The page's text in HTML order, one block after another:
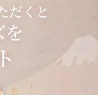
だくと